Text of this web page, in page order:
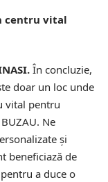
centru vital
În concluzie,
doar un loc unde
vital pentru
Ne
și
beneficiază de
a duce o